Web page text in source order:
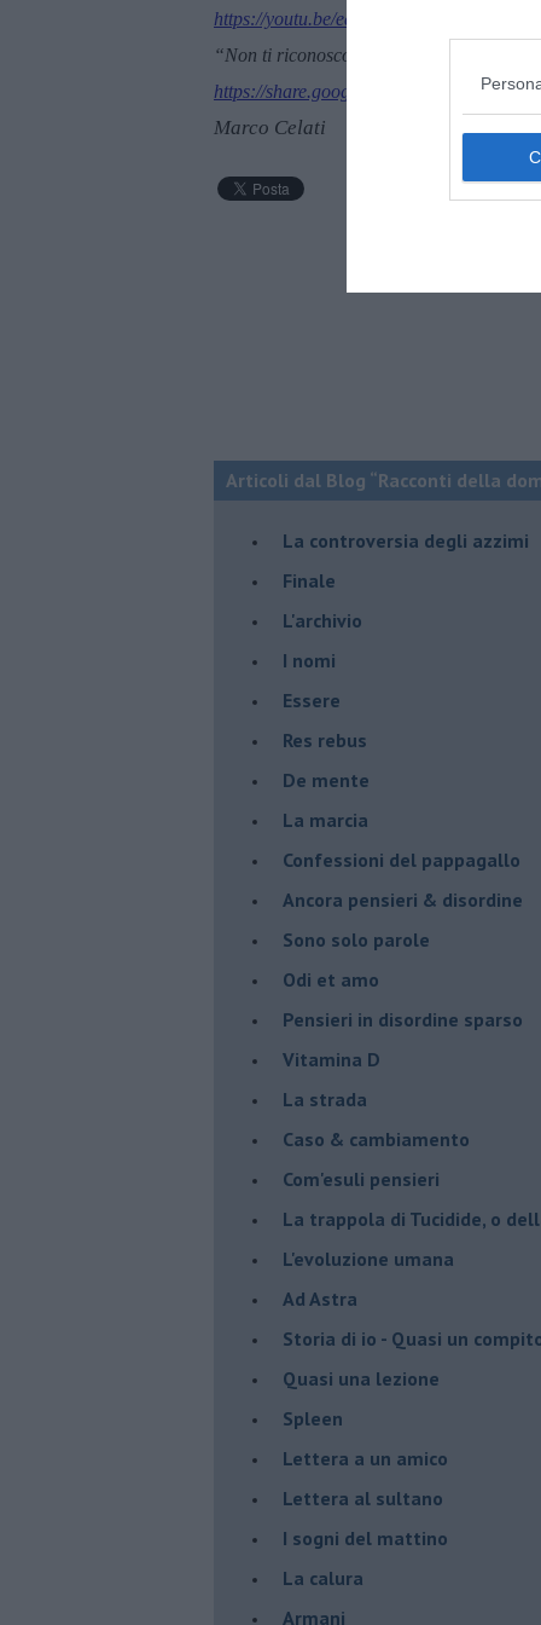
https://youtu.be/
“Non ti riconosco più”, Giancane, sigla
https://share.google/KEAT96Ifo4Vd19EIE
Marco Celati
Articoli dal Blog “Racconti della
La controversia degli azzimi
Finale
L'archivio
I nomi
Essere
Res rebus
De mente
La marcia
Confessioni del pappagallo
Ancora pensieri & disordine
Sono solo parole
Odi et amo
Pensieri in disordine sparso
Vitamina D
La strada
Caso & cambiamento
Com'esuli pensieri
La trappola di Tucidide, o
L'evoluzione umana
Ad Astra
Storia di io - Quasi un
Quasi una lezione
Spleen
Lettera a un amico
Lettera al sultano
I sogni del mattino
La calura
Armani